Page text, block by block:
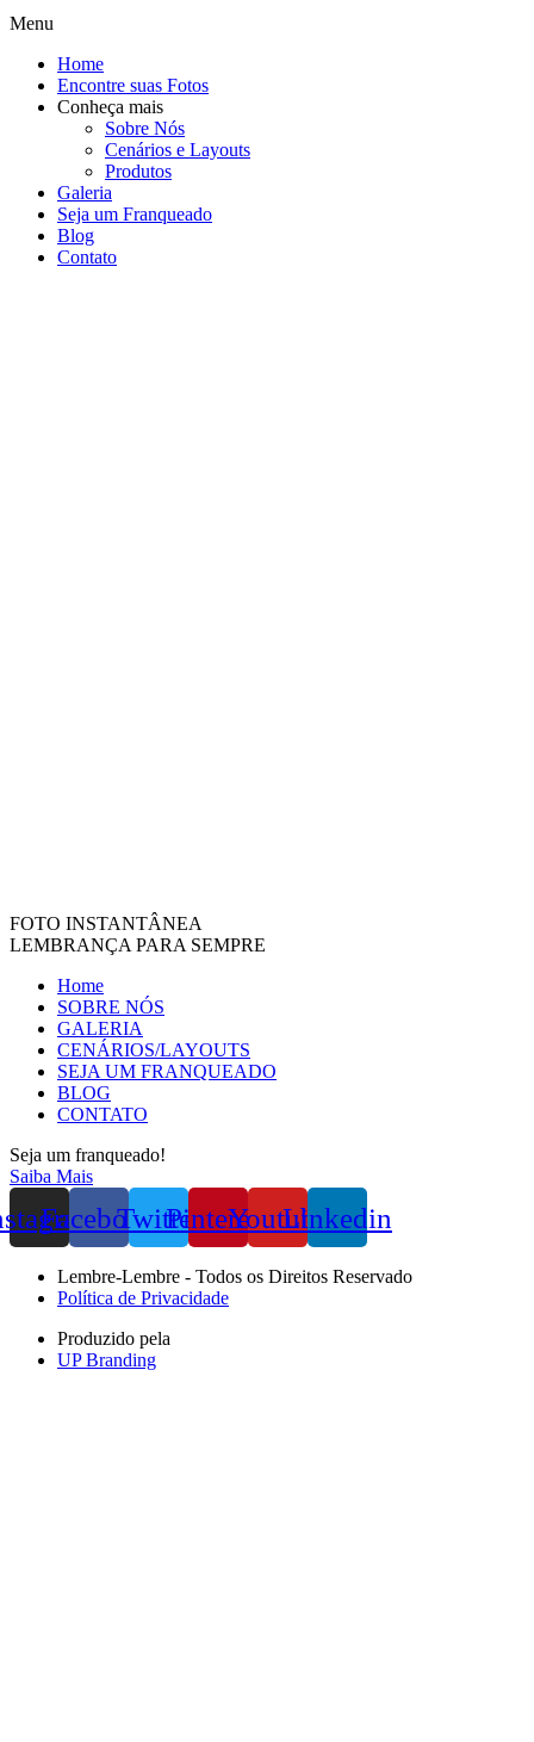
Menu
Home
Encontre suas Fotos
Conheça mais
Sobre Nós
Cenários e Layouts
Produtos
Galeria
Seja um Franqueado
Blog
Contato
FOTO INSTANTÂNEA
LEMBRANÇA PARA SEMPRE
Home
SOBRE NÓS
GALERIA
CENÁRIOS/LAYOUTS
SEJA UM FRANQUEADO
BLOG
CONTATO
Seja um franqueado!
Saiba Mais
FacebookTwitterPinterestYoutubeLinkedin
Lembre-Lembre - Todos os Direitos Reservado
Política de Privacidade
Produzido pela
UP Branding